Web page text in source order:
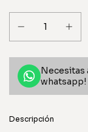
Necesitas
whatsapp!
Descripción